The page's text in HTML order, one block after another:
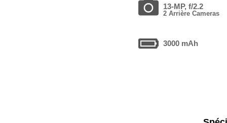
13-MP, f/2.2
2 Arrière Cameras
3000 mAh